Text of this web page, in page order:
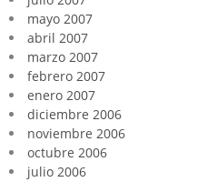
mayo 2007
abril 2007
marzo 2007
febrero 2007
enero 2007
diciembre 2006
noviembre 2006
octubre 2006
julio 2006